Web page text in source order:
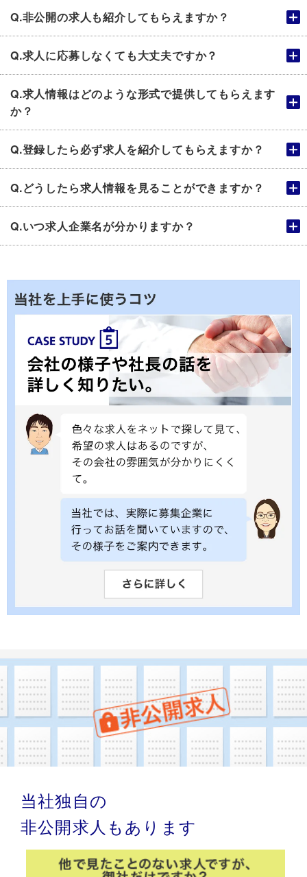
Q.非公開の求人も紹介してもらえますか？
Q.求人に応募しなくても大丈夫ですか？
Q.求人情報はどのような形式で提供してもらえます
か？
Q.登録したら必ず求人を紹介してもらえますか？
Q.どうしたら求人情報を見ることができますか？
Q.いつ求人企業名が分かりますか？
当社独自の
非公開求人もあります